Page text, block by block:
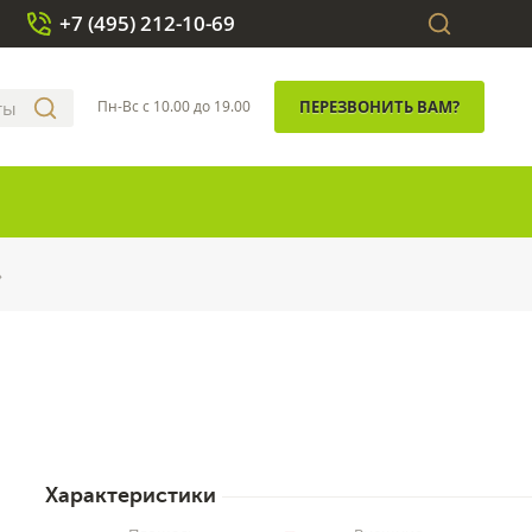
+7 (495) 212-10-69
Пн-Вс с 10.00 до 19.00 ПЕРЕЗВОНИТЬ ВАМ?
Характеристики